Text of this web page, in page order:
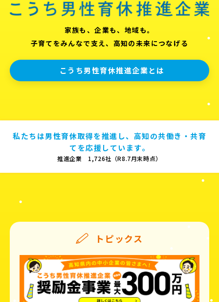
家族も、企業も、地域も。
子育てをみんなで支え、高知の未来につなげる
こうち男性育休推進企業とは
私たちは男性育休取得を推進し、高知の共働き・共育
てを応援しています。
推進企業 1,726社（R8.7月末時点）
トピックス